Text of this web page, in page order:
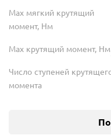
Max мягкий крутящий
момент, Нм
Max крутящий момент, Нм
Число ступеней
момента